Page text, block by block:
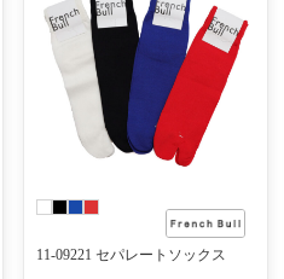
11-09221 セパレートソックス